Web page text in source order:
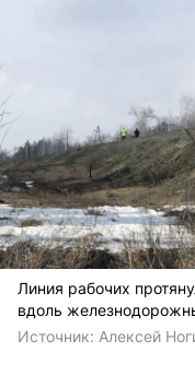
Линия рабочих
вдоль
Источник: Алексей